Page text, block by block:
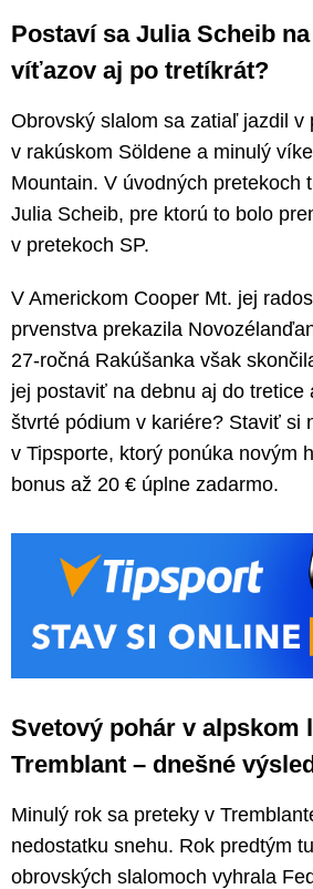
Postaví sa Julia Scheib
víťazov aj po tretíkrát?
Obrovský slalom sa zatiaľ jazdil v
v rakúskom Söldene a minulý
Mountain. V úvodných pretekoch
Julia Scheib, pre ktorú to bolo
v pretekoch SP.
V Americkom Cooper Mt. jej
prvenstva prekazila
27-ročná Rakúšanka však
jej postaviť na debnu aj do tretice
štvrté pódium v kariére? Staviť si
v Tipsporte, ktorý ponúka novým
bonus až 20 € úplne zadarmo.
Svetový pohár v alpskom
Tremblant – dnešné
Minulý rok sa preteky v
nedostatku snehu. Rok predtým
obrovských slalomoch vyhrala